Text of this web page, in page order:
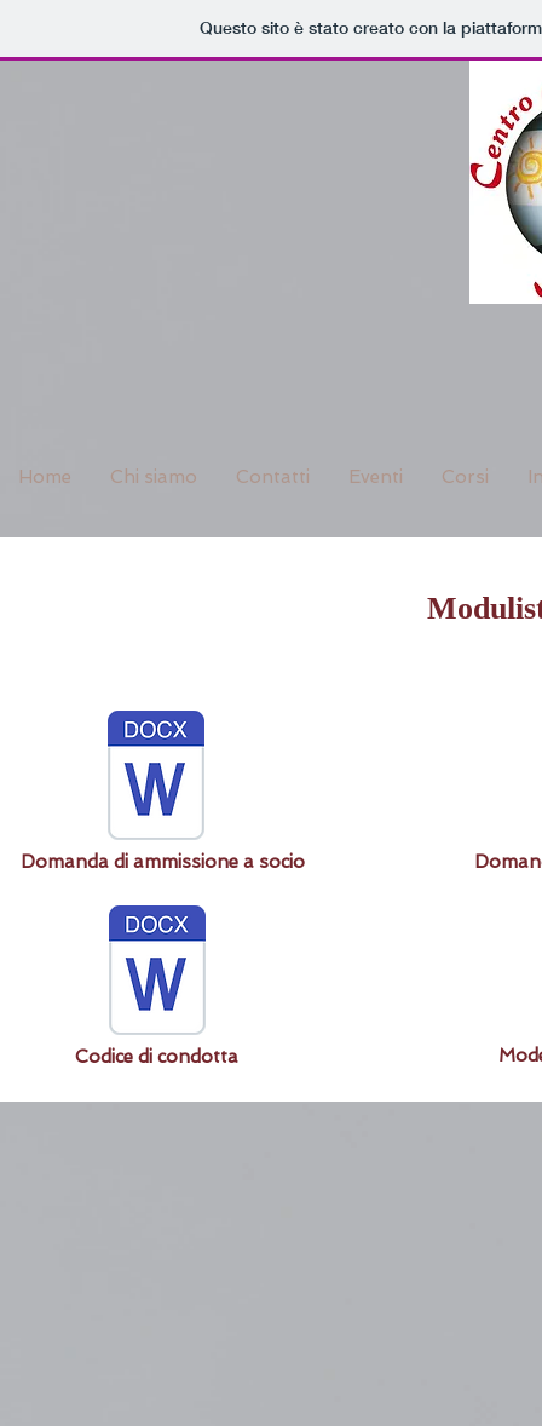
Questo sito è stato creato con la
Home Chi siamo Contatti Eventi Corsi
Domanda di ammissione a socio
Codice di condotta